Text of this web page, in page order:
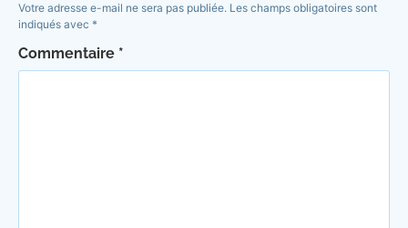
Votre adresse e-mail ne sera pas publiée. Les champs obligatoires sont
indiqués avec *
Commentaire *